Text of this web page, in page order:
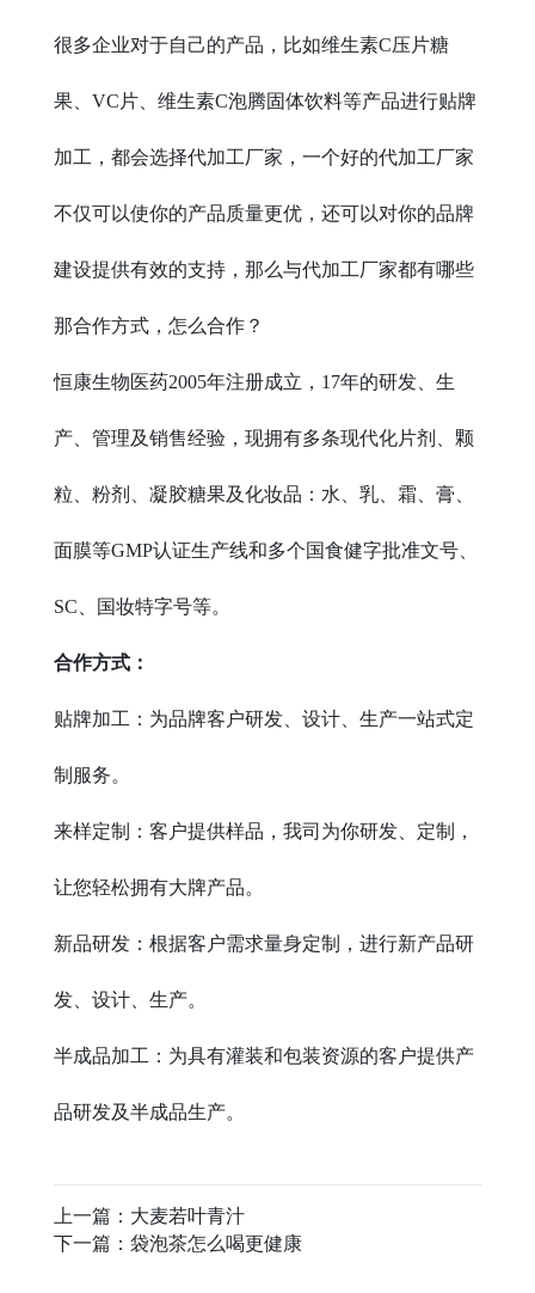
很多企业对于自己的产品，比如维生素C压片糖
果、VC片、维生素C泡腾固体饮料等产品进行贴牌
加工，都会选择代加工厂家，一个好的代加工厂家
不仅可以使你的产品质量更优，还可以对你的品牌
建设提供有效的支持，那么与代加工厂家都有哪些
那合作方式，怎么合作？
恒康生物医药2005年注册成立，17年的研发、生
产、管理及销售经验，现拥有多条现代化片剂、颗
粒、粉剂、凝胶糖果及化妆品：水、乳、霜、膏、
面膜等GMP认证生产线和多个国食健字批准文号、
SC、国妆特字号等。
合作方式：
贴牌加工：为品牌客户研发、设计、生产一站式定
制服务。
来样定制：客户提供样品，我司为你研发、定制，
让您轻松拥有大牌产品。
新品研发：根据客户需求量身定制，进行新产品研
发、设计、生产。
半成品加工：为具有灌装和包装资源的客户提供产
品研发及半成品生产。
上一篇： 大麦若叶青汁
下一篇： 袋泡茶怎么喝更健康